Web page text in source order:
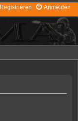
Anmelden
Registrieren